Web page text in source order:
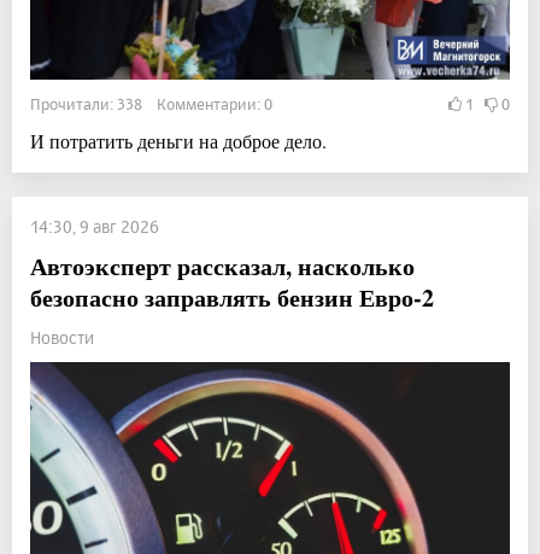
Прочитали: 338 Комментарии: 0 1 0
И потратить деньги на доброе дело.
14:30, 9 авг 2026
Автоэксперт рассказал, насколько
безопасно заправлять бензин Евро-2
Новости